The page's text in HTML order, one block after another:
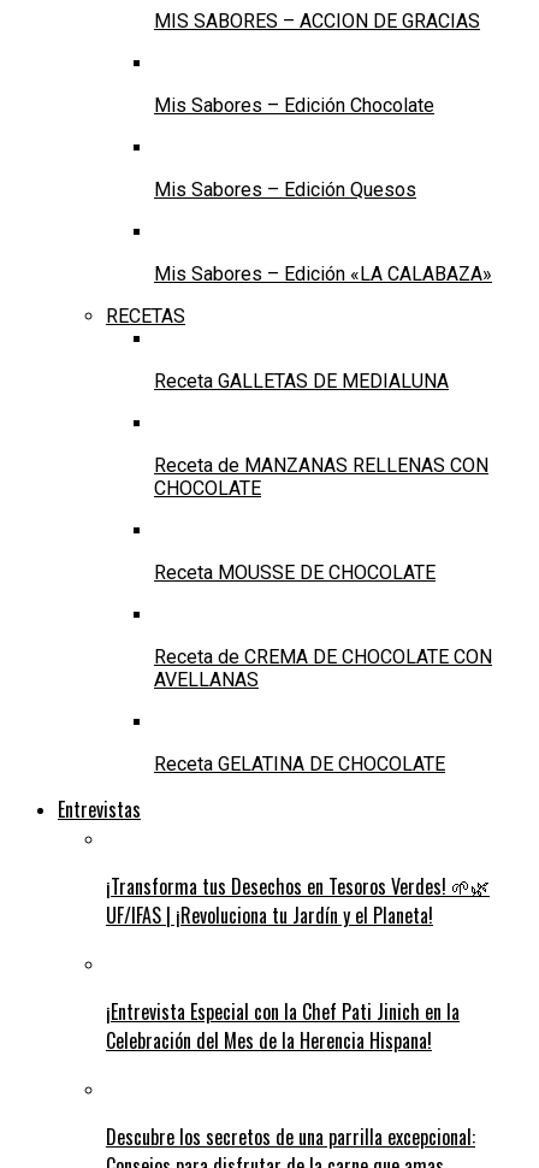
MIS SABORES – ACCION DE GRACIAS
Mis Sabores – Edición Chocolate
Mis Sabores – Edición Quesos
Mis Sabores – Edición «LA CALABAZA»
RECETAS
Receta GALLETAS DE MEDIALUNA
Receta de MANZANAS RELLENAS CON
CHOCOLATE
Receta MOUSSE DE CHOCOLATE
Receta de CREMA DE CHOCOLATE CON
AVELLANAS
Receta GELATINA DE CHOCOLATE
Entrevistas
¡Transforma tus Desechos en Tesoros Verdes! 🌱🌿
UF/IFAS | ¡Revoluciona tu Jardín y el Planeta!
¡Entrevista Especial con la Chef Pati Jinich en la
Celebración del Mes de la Herencia Hispana!
Descubre los secretos de una parrilla excepcional: